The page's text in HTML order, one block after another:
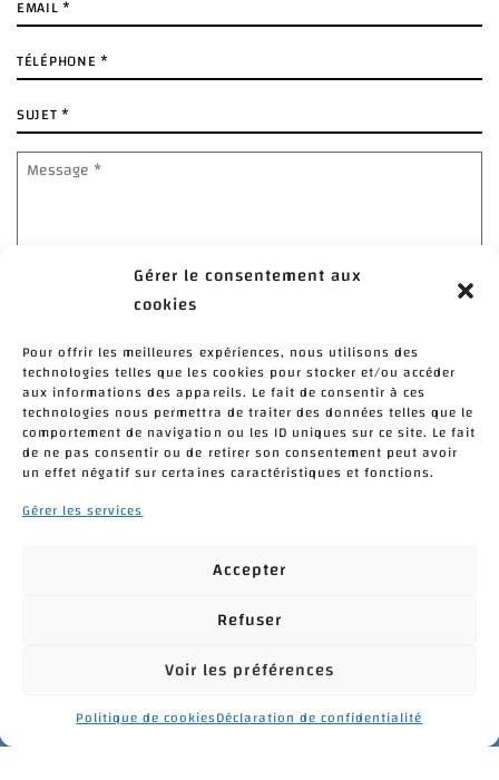
Gérer le consentement aux
cookies
Pour offrir les meilleures expériences, nous utilisons des
technologies telles que les cookies pour stocker et/ou accéder
aux informations des appareils. Le fait de consentir à ces
technologies nous permettra de traiter des données telles que le
comportement de navigation ou les ID uniques sur ce site. Le fait
de ne pas consentir ou de retirer son consentement peut avoir
un effet négatif sur certaines caractéristiques et fonctions.
Gérer les services
Accepter
Refuser
Voir les préférences
Politique de cookiesDéclaration de confidentialité
mail *
Téléphone *
Sujet *
Message *
J’ai lu et j'accepte la politique de confidentialité de ce
site. *
Accepter
> Déclaration de confidentialité